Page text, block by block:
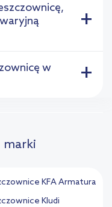
+
w
+
marki
KFA Armatura
Kludi